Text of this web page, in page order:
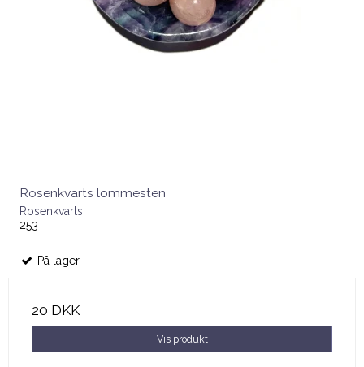
Rosenkvarts lommesten
Rosenkvarts
253
På lager
20 DKK
Vis produkt